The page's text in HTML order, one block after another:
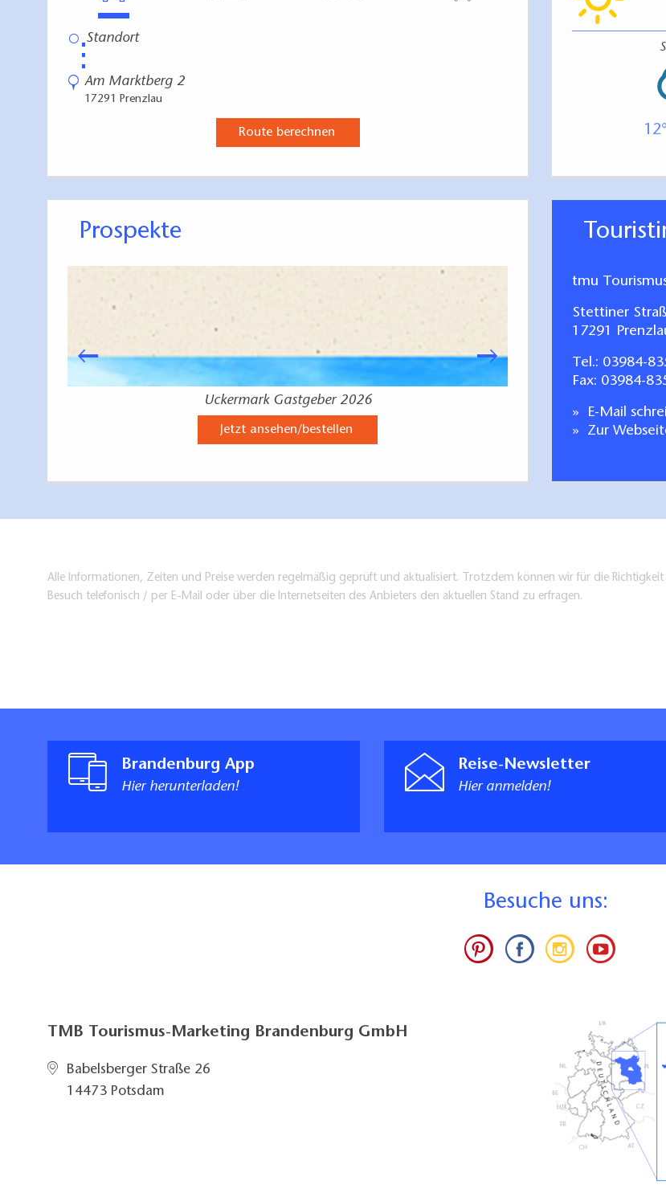
⋮
Am Marktberg 2
17291 Prenzlau
Route berechnen 12
Prospekte
Uckermark Gastgeber 2026
Jetzt ansehen/bestellen
tmu
Stettiner
17291
Tel.: 03984-
Fax: 03984-
E-Mail
Zur
Alle Informationen, Zeiten und Preise werden regelmäßig geprüft und aktualisiert. Trotzdem können wir für die
Besuch telefonisch / per E-Mail oder über die Internetseiten des Anbieters den aktuellen Stand zu erfragen.
Brandenburg App
Hier herunterladen!
Reise-Newsletter
Hier anmelden!
Besuche uns:
TMB Tourismus-Marketing Brandenburg GmbH
Babelsberger Straße 26
14473 Potsdam